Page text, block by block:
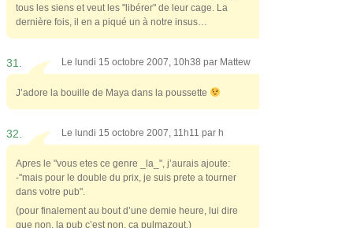
tous les siens et veut les "libérer" de leur cage. La
dernière fois, il en a piqué un à notre insus…
31. Le lundi 15 octobre 2007, 10h38 par Mattew
J’adore la bouille de Maya dans la poussette
32. Le lundi 15 octobre 2007, 11h11 par h
Apres le "vous etes ce genre _la_", j’aurais ajoute:
-"mais pour le double du prix, je suis prete a tourner
dans votre pub".
(pour finalement au bout d’une demie heure, lui dire
que non, la pub c’est non, ca pulmazout.)